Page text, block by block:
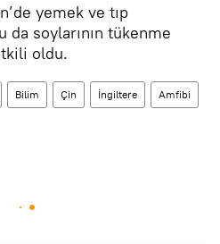
yemek ve tıp
da soylarının tükenme
oldu.
Bilim Çin İngiltere Amfibi